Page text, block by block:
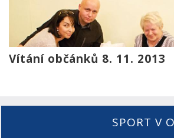
Vítání občánků 8. 11. 2013
SPORT V